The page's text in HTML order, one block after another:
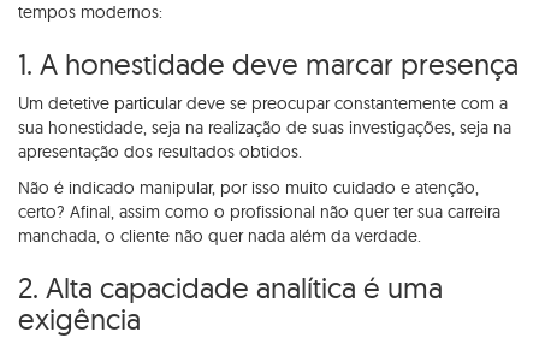
tempos modernos:
1. A honestidade deve marcar presença
Um detetive particular deve se preocupar constantemente com a
sua honestidade, seja na realização de suas investigações, seja na
apresentação dos resultados obtidos.
Não é indicado manipular, por isso muito cuidado e atenção,
certo? Afinal, assim como o profissional não quer ter sua carreira
manchada, o cliente não quer nada além da verdade.
2. Alta capacidade analítica é uma
exigência